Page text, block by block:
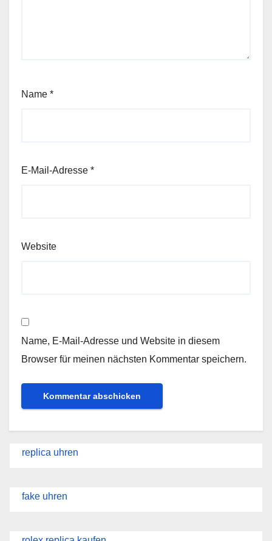
Name *
E-Mail-Adresse *
Website
Name, E-Mail-Adresse und Website in diesem
Browser für meinen nächsten Kommentar speichern.
replica uhren
fake uhren